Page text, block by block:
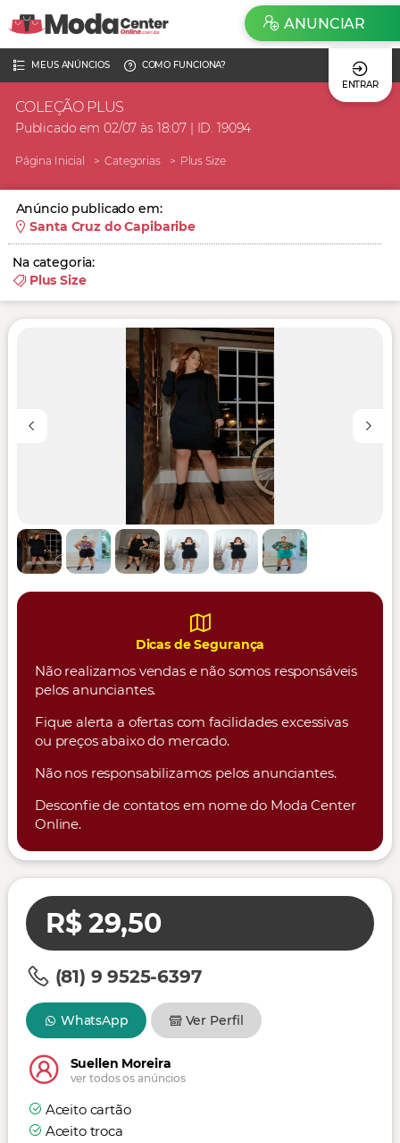
MEUS ANÚNCIOS
COMO FUNCIONA?
ENTRAR
ANUNCIAR
COLEÇÃO PLUS
Publicado em 02/07 às 18:07 | ID. 19094
Página Inicial Categorias Plus Size
Anúncio publicado em:
Santa Cruz do Capibaribe
Na categoria:
Plus Size
Dicas de Segurança
Não realizamos vendas e não somos responsáveis
pelos anunciantes.
Fique alerta a ofertas com facilidades excessivas
ou preços abaixo do mercado.
Não nos responsabilizamos pelos anunciantes.
Desconfie de contatos em nome do Moda Center
Online.
R$ 29,50
(81) 9 9525-6397
WhatsApp Ver Perfil
Suellen Moreira
ver todos os anúncios
Aceito cartão
Aceito troca